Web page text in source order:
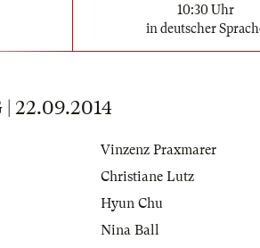
10:30 Uhr
in deutscher
22.09.2014
Vinzenz Praxmarer
Christiane Lutz
Hyun Chu
Nina Ball